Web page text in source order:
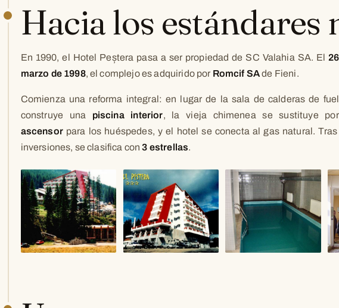
Hacia los estándares
En 1990, el Hotel Peștera pasa a ser propiedad de SC Valahia SA. El
marzo de 1998, el complejo es adquirido por Romcif SAde Fieni.
Comienza una reforma integral: en lugar de la sala de calderas de
construye una piscina interior, la vieja chimenea se sustituye
ascensorpara los huéspedes, y el hotel se conecta al gas natural. Tras
inversiones, se clasifica con3 estrellas.